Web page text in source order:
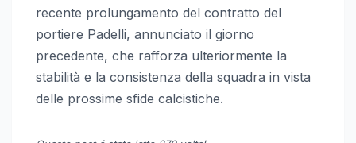
recente prolungamento del contratto del
portiere Padelli, annunciato il giorno
precedente, che rafforza ulteriormente la
stabilità e la consistenza della squadra in vista
delle prossime sfide calcistiche.